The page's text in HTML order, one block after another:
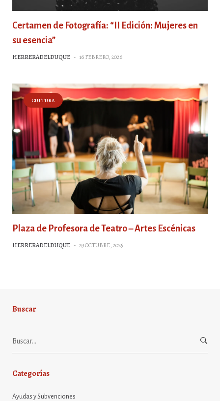
Certamen de Fotografía: “II Edición: Mujeres en
su esencia”
HERRERADELDUQUE - 16 FEBRERO, 2026
CULTURA
Plaza de Profesora de Teatro – Artes Escénicas
HERRERADELDUQUE - 29 OCTUBRE, 2025
Buscar
Categorías
Ayudas y Subvenciones